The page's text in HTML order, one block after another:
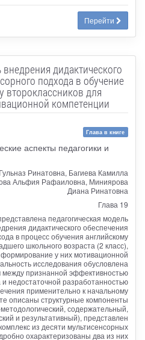
Перейти
дидактического
подхода в обучение
второклассников для
компетенции
Глава в книге
аспекты педагогики и
Ринатовна, Багиева Камилла
Альфия Рафаиловна, Миниярова
Диана Ринатовна
Глава 19
педагогическая модель
дидактического обеспечения
в процесс обучения английскому
школьного возраста (2 класс),
у них мотивационной
исследования обусловлена
между признанной эффективностью
недостаточной разработанностью
применительно к начальному
описаны структурные компоненты
содержательный,
и результативный), представлен
из десяти мультисенсорных
охарактеризованы два из них